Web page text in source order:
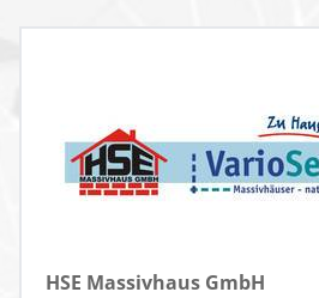
HSE Massivhaus GmbH